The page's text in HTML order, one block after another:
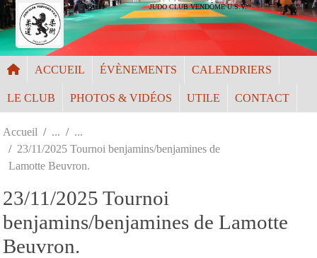
JUDO CLUB VENDÔME U.S.V.
ACCUEIL ÉVÈNEMENTS CALENDRIERS
LE CLUB PHOTOS & VIDÉOS UTILE CONTACT
Accueil
23/11/2025 Tournoi benjamins/benjamines de
Lamotte Beuvron.
23/11/2025 Tournoi
benjamins/benjamines de Lamotte
Beuvron.
Panneau de gestion des cookies